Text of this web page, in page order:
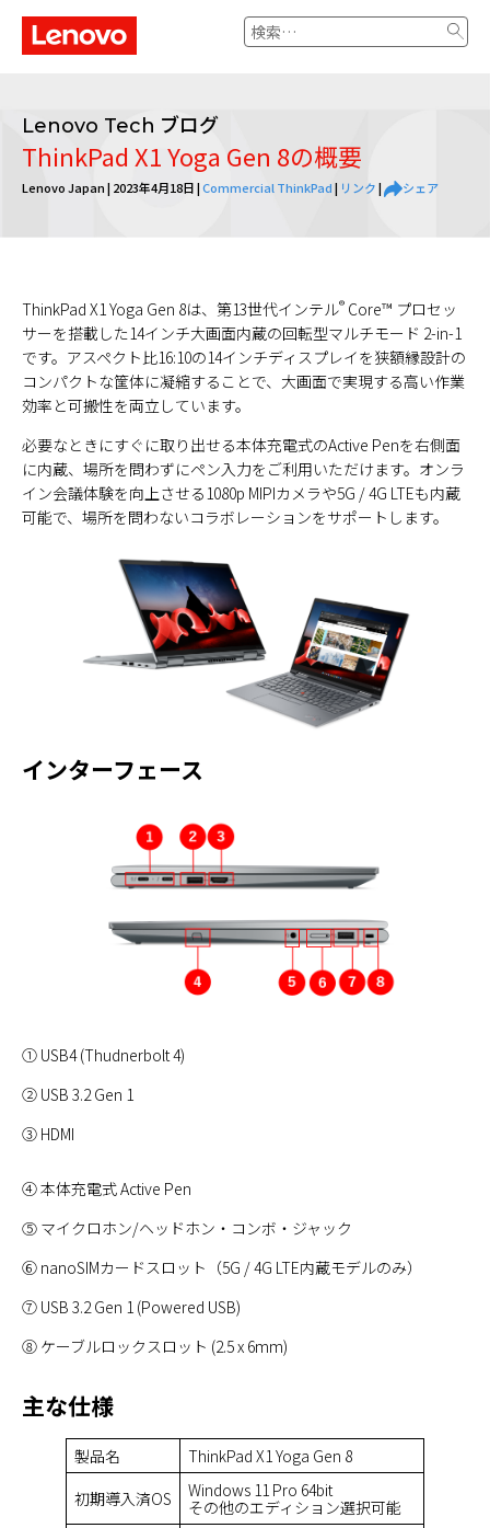
索:
Lenovo Tech ブログ
ThinkPad X1 Yoga Gen 8の概要
Lenovo Japan | 2023年4月18日|Commercial ThinkPad| リンク| シェア
ThinkPad X1 Yoga Gen 8は、第13世代インテル® Core™ プロセッ
サーを搭載した14インチ大画面内蔵の回転型マルチモード 2-in-1
です。アスペクト比16:10の14インチディスプレイを狭額縁設計の
コンパクトな筐体に凝縮することで、大画面で実現する高い作業
効率と可搬性を両立しています。
必要なときにすぐに取り出せる本体充電式のActive Penを右側面
に内蔵、場所を問わずにペン入力をご利用いただけます。オンラ
イン会議体験を向上させる1080p MIPIカメラや5G / 4G LTEも内蔵
可能で、場所を問わないコラボレーションをサポートします。
インターフェース
① USB4 (Thudnerbolt 4)
② USB 3.2 Gen 1
③ HDMI
④ 本体充電式 Active Pen
⑤ マイクロホン/ヘッドホン・コンボ・ジャック
⑥ nanoSIMカードスロット（5G / 4G LTE内蔵モデルのみ）
⑦ USB 3.2 Gen 1 (Powered USB)
⑧ ケーブルロックスロット (2.5 x 6mm)
主な仕様
製品名
ThinkPad X1 Yoga Gen 8
初期導入済OS
Windows 11 Pro 64bit
その他のエディション選択可能